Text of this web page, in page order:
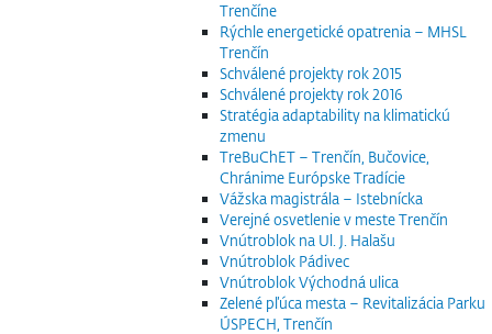
Trenčíne
Rýchle energetické opatrenia – MHSL
Trenčín
Schválené projekty rok 2015
Schválené projekty rok 2016
Stratégia adaptability na klimatickú
zmenu
TreBuChET – Trenčín, Bučovice,
Chránime Európske Tradície
Vážska magistrála – Istebnícka
Verejné osvetlenie v meste Trenčín
Vnútroblok na Ul. J. Halašu
Vnútroblok Pádivec
Vnútroblok Východná ulica
Zelené pľúca mesta – Revitalizácia Parku
ÚSPECH, Trenčín